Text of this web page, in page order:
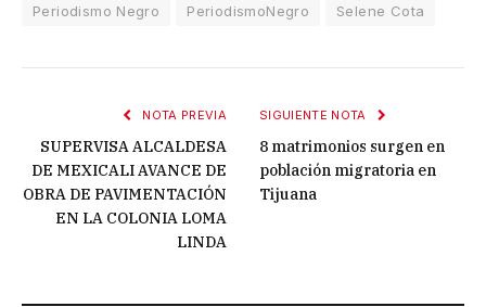
Periodismo Negro
PeriodismoNegro Selene Cota
NOTA PREVIA
SUPERVISA ALCALDESA
DE MEXICALI AVANCE DE
OBRA DE PAVIMENTACIÓN
EN LA COLONIA LOMA
LINDA
SIGUIENTE NOTA
8 matrimonios surgen en
población migratoria en
Tijuana